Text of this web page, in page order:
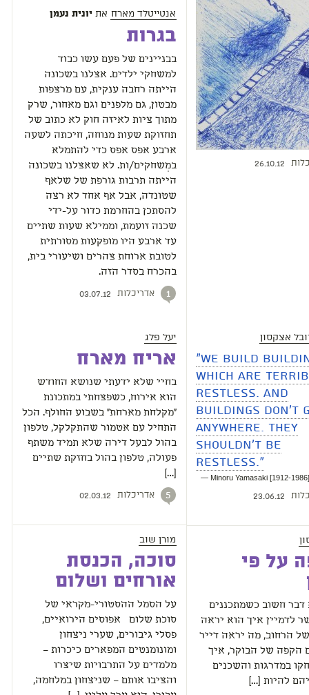
26.10.12
אנטייטלד מארח את יונית נעמן
בגרות
בבניינים של פעם עשו כבוד
למשחקי ילדים. אצלנו בשכונה
הייתה רחבה ענקית, עם מרצפות
מבטון, גם מלפנים וגם מאחור, שרק
מתוך ציות לאיזה חוק לא כתוב של
תחזוקת שעות מנוחה, חיכתה לשעה
ארבע אפס אפס כדי להתמלא
במְשחקים/ות. לא שאצלנו בשכונה
הייתה תרבות גורפת של שלאף
שטונדה, אבל אף אחד לא רצה
להסתכן בהחרמת כדור על-ידי
שכנה זועמת, וממילא שעות שתיים
עד ארבע היו מופקעות מסורתית
לטובת ארוחת צהרים ושיעורי בית,
בהכרח בסדר הזה.
1 אדריכלות 03.07.12
אצקסון
"We build
which are
restless. And
buildings don't
anywhere. They
shouldn't be
restless."
— Minoru Yamasaki [1912-
23.06.12
על פי
דבר חשוב כשמתכננים
לדמיין איך הוא יראה
הרחוב, מה יראה דייר
הקפה של הבוקר, איך
במדרגות והשכנים
להיות […]
יעל פלג
אריח מארח
בחיי שלא ידעתי שנושא החודש
הוא אירוח, כשפצחתי במתכונת
"מקלחת מארחת" בשבוע החולף. הכל
התחיל עם אטמור שהתקלקל, טלפון
בהול לבעל דירה שלא תמיד משתף
פעולה, טלפון בהול בחזקת שתיים
[…]
5 אדריכלות 02.03.12
מורן שוב
סוכה, הכנסת
אורחים ושלום
על הסמל ההסטורי-מקראי של
סוכת שלום אפוסים הירואיים,
פסלי גיבורים, שערי ניצחון
ומונומנטים המפארים כיכרות –
מלמדים על התרבויות שיצרו
והציבו אותם – שניצחון במלחמה,